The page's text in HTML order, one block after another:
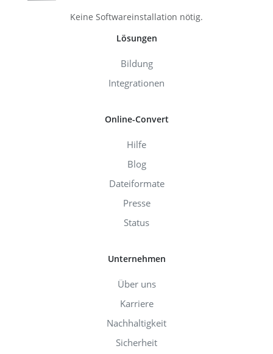
Keine Softwareinstallation nötig.
Lösungen
Bildung
Integrationen
Online-Convert
Hilfe
Blog
Dateiformate
Presse
Status
Unternehmen
Über uns
Karriere
Nachhaltigkeit
Sicherheit